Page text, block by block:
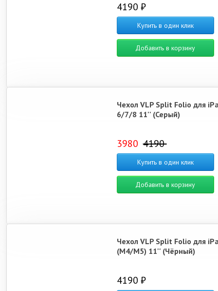
4190 ₽
Купить в один клик
Добавить в корзину
Чехол VLP Split Folio для
6/7/8 11'' (Серый)
3980 4190
Купить в один клик
Добавить в корзину
Чехол VLP Split Folio для
(M4/M5) 11'' (Чёрный)
4190 ₽